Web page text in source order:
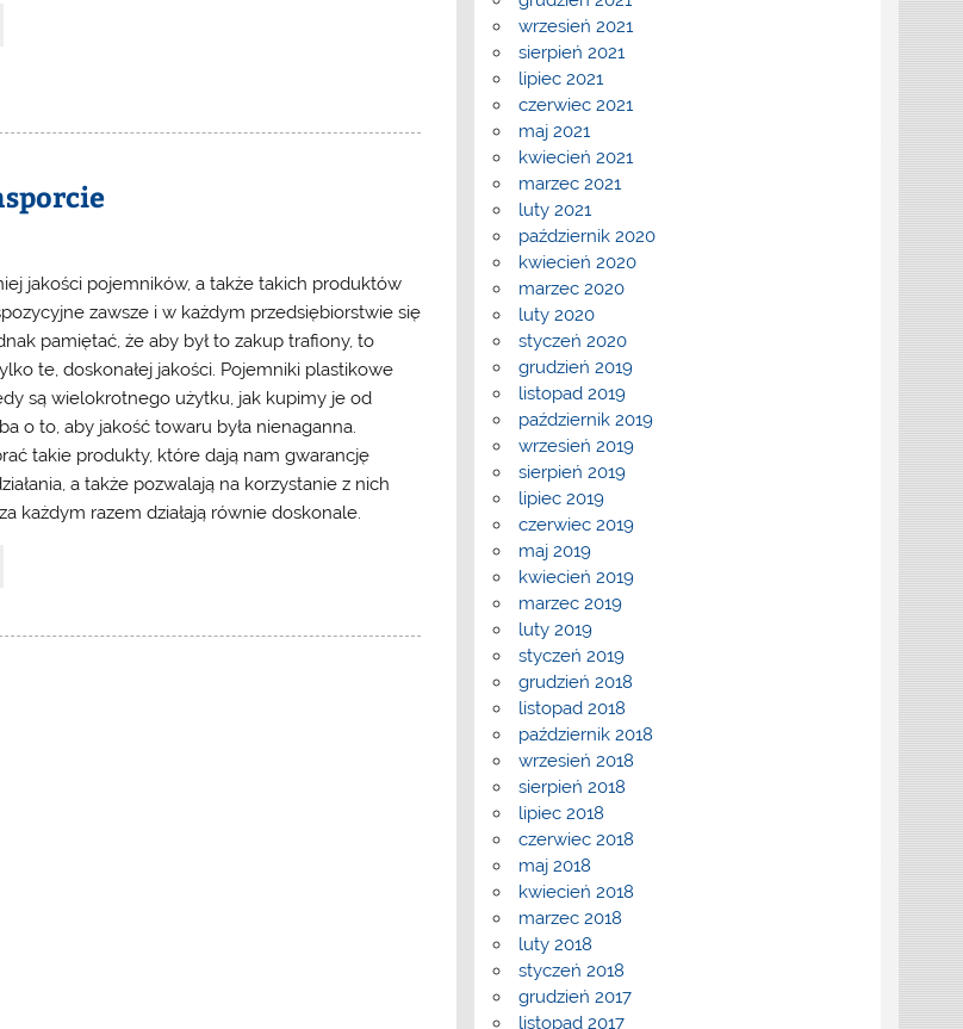
jakości pojemników, a także takich produktów
zawsze i w każdym przedsiębiorstwie się
pamiętać, że aby był to zakup trafiony, to
te, doskonałej jakości. Pojemniki plastikowe
są wielokrotnego użytku, jak kupimy je od
o to, aby jakość towaru była nienaganna.
takie produkty, które dają nam gwarancję
a także pozwalają na korzystanie z nich
każdym razem działają równie doskonale.
wrzesień 2021
sierpień 2021
lipiec 2021
czerwiec 2021
maj 2021
kwiecień 2021
marzec 2021
luty 2021
październik 2020
kwiecień 2020
marzec 2020
luty 2020
styczeń 2020
grudzień 2019
listopad 2019
październik 2019
wrzesień 2019
sierpień 2019
lipiec 2019
czerwiec 2019
maj 2019
kwiecień 2019
marzec 2019
luty 2019
styczeń 2019
grudzień 2018
listopad 2018
październik 2018
wrzesień 2018
sierpień 2018
lipiec 2018
czerwiec 2018
maj 2018
kwiecień 2018
marzec 2018
luty 2018
styczeń 2018
grudzień 2017
listopad 2017